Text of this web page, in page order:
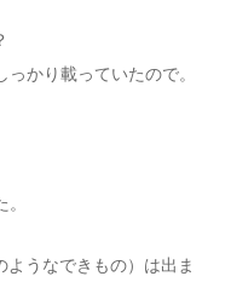
かり載っていたので。
うなできもの）は出ま